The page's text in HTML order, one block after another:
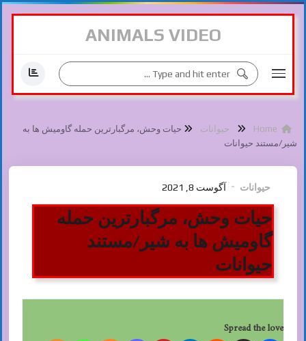
ANIMALS VIDEO
حیوانات
حیات وحش، مرگبارترین حمله گاومیش ها به
شیر/مستند حیوانات
حیوانات آگوست 8, 2021
حیات وحش، مرگبارترین حمله
گاومیش ها به شیر/مستند
حیوانات
Spread the love